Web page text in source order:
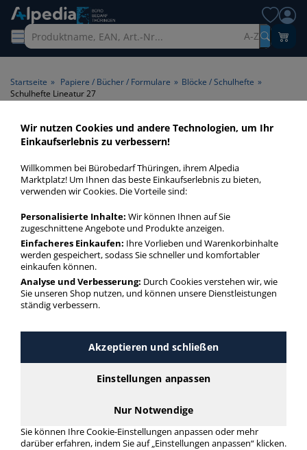
A-Z
Startseite » Papiere / Bücher / Formulare » Blöcke / Schulhefte »
Schulhefte Lineatur 27
Schulhefte Lineatur 27 >
Lineatur-Nummer Lineatur 27
Schulhefte Lineatur 27 in bester Qualität zum günstigen
Filter-Funktion.
Schulhefte Lineatur 27
mehr Infos zur Kategorie
Schulhefte
Schulhefte
A4 - Lineatur 2
Wir nutzen Cookies und andere Technologien, um Ihr
Einkaufserlebnis zu verbessern!
Willkommen bei Bürobedarf Thüringen, ihrem Alpedia
Marktplatz! Um Ihnen das beste Einkaufserlebnis zu bieten,
verwenden wir Cookies. Die Vorteile sind:
Personalisierte Inhalte: Wir können Ihnen auf Sie
zugeschnittene Angebote und Produkte anzeigen.
Einfacheres Einkaufen: Ihre Vorlieben und Warenkorbinhalte
werden gespeichert, sodass Sie schneller und komfortabler
einkaufen können.
Analyse und Verbesserung: Durch Cookies verstehen wir, wie
Sie unseren Shop nutzen, und können unsere Dienstleistungen
ständig verbessern.
Akzeptieren und schließen
Einstellungen anpassen
Nur Notwendige
Sie können Ihre Cookie-Einstellungen anpassen oder mehr
darüber erfahren, indem Sie auf „Einstellungen anpassen“ klicken.